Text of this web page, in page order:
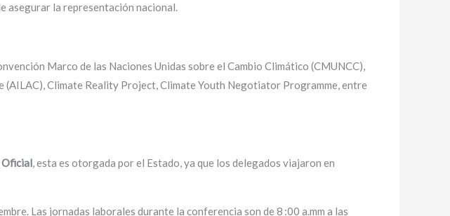
asegurar la representación nacional.
Marco de las Naciones Unidas sobre el Cambio Climático (CMUNCC),
(AILAC), Climate Reality Project, Climate Youth Negotiator Programme, entre
, esta es otorgada por el Estado, ya que los delegados viajaron en
Las jornadas laborales durante la conferencia son de 8 :00 a.mm a las